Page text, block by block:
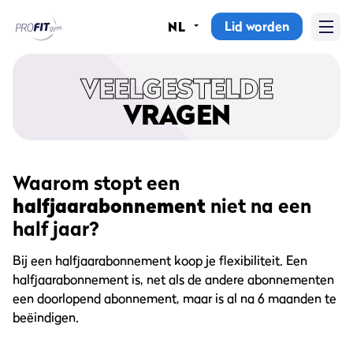
Sportscholen
Abonnementen
Groepslessen
Lesrooster
Waarom ProFit Gym
NL Lid worden
VEELGESTELDE
VRAGEN
Waarom stopt een
halfjaarabonnementniet na een
half jaar?
Bij een halfjaarabonnement koop je flexibiliteit. Een
halfjaarabonnement is, net als de andere abonnementen
een doorlopend abonnement, maar is al na 6 maanden te
beëindigen.